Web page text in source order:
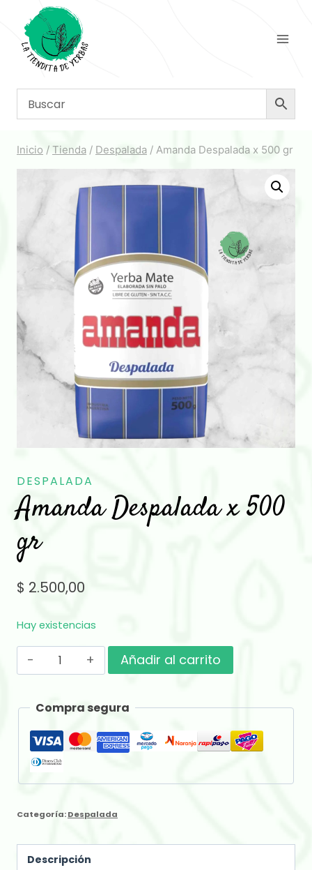
contenido
Inicio / Tienda / Despalada / Amanda Despalada x 500 gr
DESPALADA
Amanda Despalada x 500
gr
$ 2.500,00
Hay existencias
Amanda
Despalada
x
gr
cantidad
Añadir al carrito
Compra segura
Categoría:Despalada
Descripción